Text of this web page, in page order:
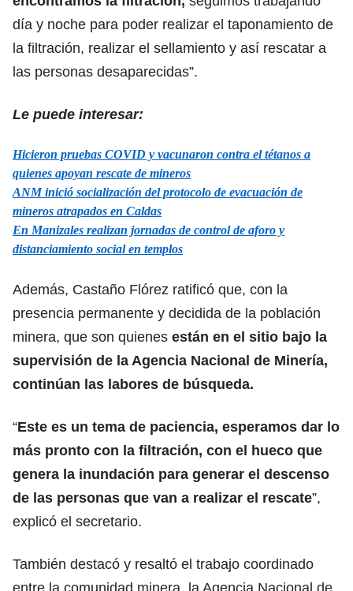
día y noche para poder realizar el taponamiento de
la filtración, realizar el sellamiento y así rescatar a
las personas desaparecidas”.
Le puede interesar:
Hicieron pruebas COVID y vacunaron contra el tétanos a
quienes apoyan rescate de mineros
ANM inició socialización del protocolo de evacuación de
mineros atrapados en Caldas
En Manizales realizan jornadas de control de aforo y
distanciamiento social en templos
Además, Castaño Flórez ratificó que, con la
presencia permanente y decidida de la población
minera, que son quienes están en el sitio bajo la
supervisión de la Agencia Nacional de Minería,
continúan las labores de búsqueda.
“Este es un tema de paciencia, esperamos dar lo
más pronto con la filtración, con el hueco que
genera la inundación para generar el descenso
de las personas que van a realizar el rescate”,
explicó el secretario.
También destacó y resaltó el trabajo coordinado
entre la comunidad minera, la Agencia Nacional de